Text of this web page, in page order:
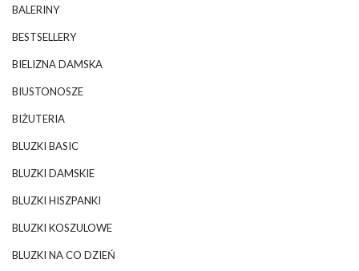
BALERINY
BESTSELLERY
BIELIZNA DAMSKA
BIUSTONOSZE
BIŻUTERIA
BLUZKI BASIC
BLUZKI DAMSKIE
BLUZKI HISZPANKI
BLUZKI KOSZULOWE
BLUZKI NA CO DZIEŃ